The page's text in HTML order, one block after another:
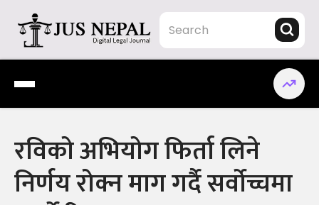
content
Jus Nepal | www.jusnepal.com
Digital Legal Journal
रविको अभियोग फिर्ता लिने
निर्णय रोक्न माग गर्दै सर्वोच्चमा